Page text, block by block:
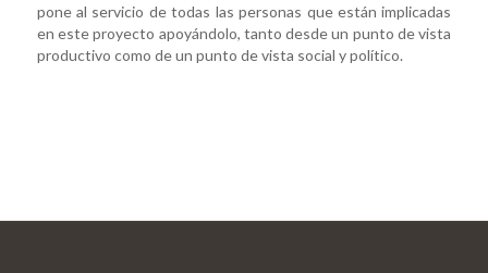
pone al servicio de todas las personas que están implicadas
en este proyecto apoyándolo, tanto desde un punto de vista
productivo como de un punto de vista social y político.